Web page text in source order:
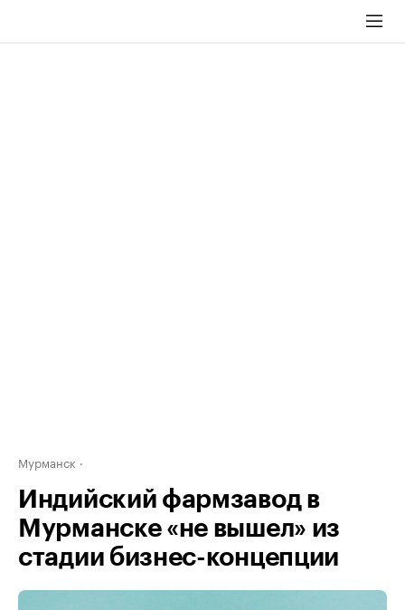
Мурманск
Индийский фармзавод в
Мурманске «не вышел» из
стадии бизнес-концепции